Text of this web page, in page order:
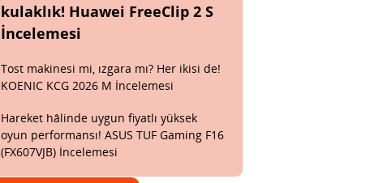
kulaklık! Huawei FreeClip 2 S
İncelemesi
Tost makinesi mi, ızgara mı? Her ikisi de!
KOENIC KCG 2026 M İncelemesi
Hareket hâlinde uygun fiyatlı yüksek
oyun performansı! ASUS TUF Gaming F16
(FX607VJB) İncelemesi